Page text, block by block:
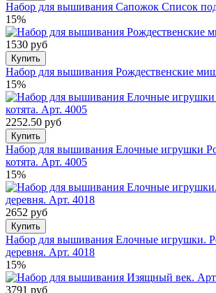
Набор для вышивания Сапожок Список
15%
1530 руб
Купить
Набор для вышивания Рождественские
15%
2252.50 руб
Купить
Набор для вышивания Елочные игрушки
котята. Арт. 4005
15%
2652 руб
Купить
Набор для вышивания Елочные игрушки.
деревня. Арт. 4018
15%
3791 руб